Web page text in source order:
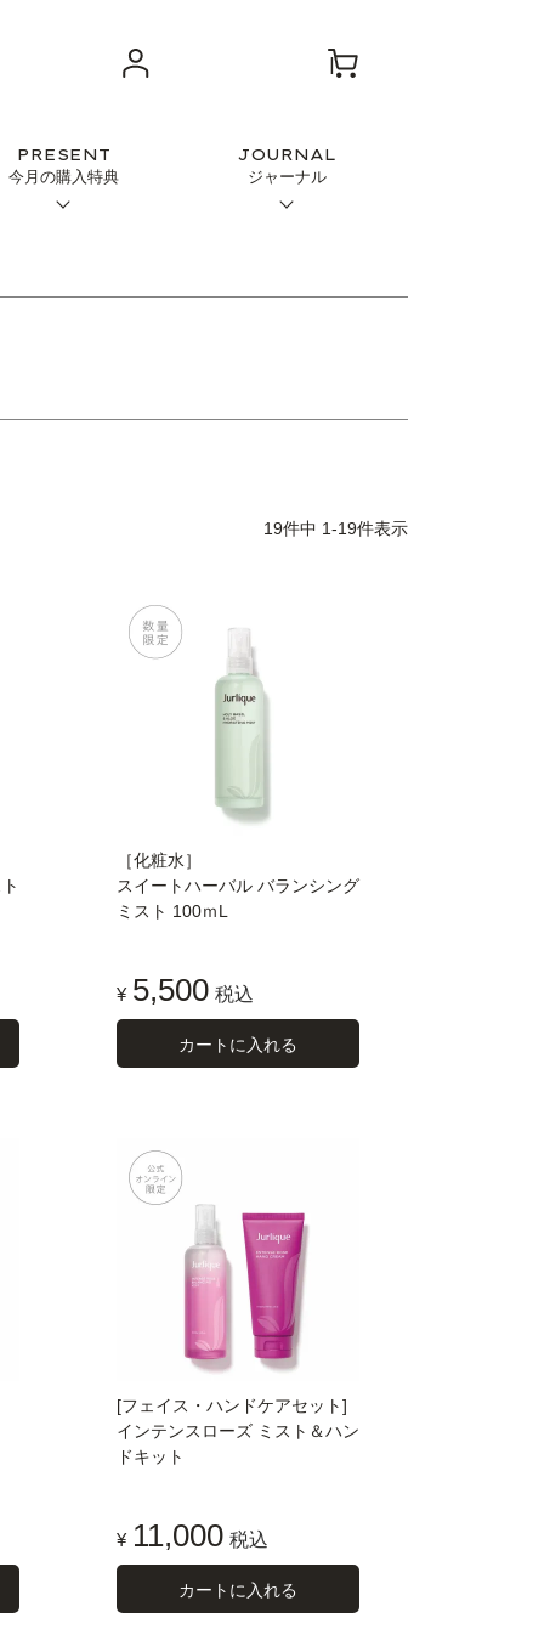
PRESENT
今月の購入特典
JOURNAL
ジャーナル
19件中 1-19件表示
［化粧水］
スイートハーバル バランシング
ミスト 100ｍL
¥ 5,500 税込
カートに入れる
[フェイス・ハンドケアセット]
インテンスローズ ミスト＆ハン
ドキット
¥ 11,000 税込
カートに入れる